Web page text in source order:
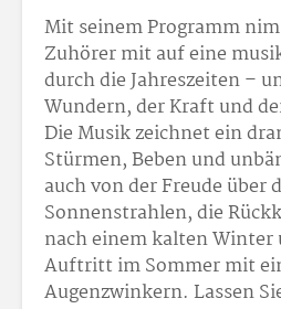
Mit seinem Programm
Zuhörer mit auf eine
durch die Jahreszeiten –
Wundern, der Kraft und
Die Musik zeichnet ein
Stürmen, Beben und
auch von der Freude über
Sonnenstrahlen, die
nach einem kalten Winter
Auftritt im Sommer mit
Augenzwinkern. Lassen